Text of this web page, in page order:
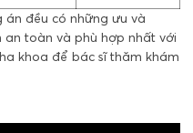
đều có những ưu và
toàn và phù hợp nhất với
khoa để bác sĩ thăm khám